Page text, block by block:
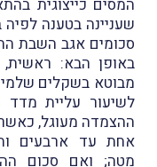
המסים כייצוגית
שעניינה בטענה
סכומים אגב השבת
באופן הבא:
מבוטא בשקלים
לשיעור עליית מדד
ההצמדה מעוגל,
אחת עד ארבעים
מטה; ואם סכום